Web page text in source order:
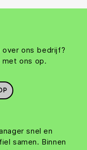
ons bedrijf?
ons op.
snel en
samen. Binnen